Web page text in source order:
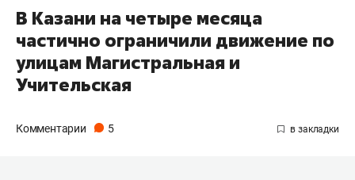
В Казани на четыре месяца
частично ограничили движение по
улицам Магистральная и
Учительская
Комментарии 5